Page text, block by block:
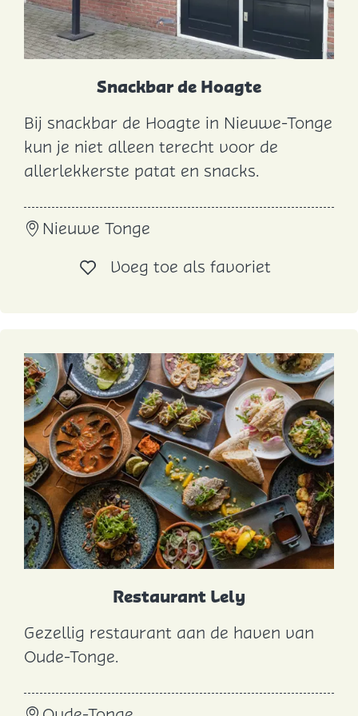
a
n
d
Snackbar de Hoagte
S
n
a
c
k
e
H
o
a
g
t
e
Bij snackbar de Hoagte in Nieuwe-Tonge
kun je niet alleen terecht voor de
allerlekkerste patat en snacks.
Nieuwe Tonge
Voeg toe als favoriet
Restaurant Lely
R
e
s
Gezellig restaurant aan de haven van
Oude-Tonge.